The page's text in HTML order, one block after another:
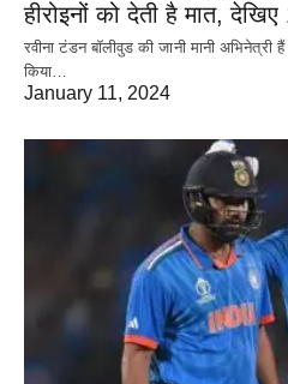
हीरोइनों को देती है मात,
रवीना टंडन बॉलीवुड की जानी मानी
किया…
January 11, 2024